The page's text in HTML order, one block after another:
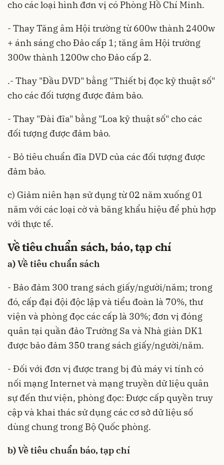
cho các loại hình đơn vị có Phòng Hồ Chí Minh.
- Thay Tăng âm Hội trường từ 600w thành 2400w
+ ánh sáng cho Đảo cấp 1; tăng âm Hội trường
300w thành 1200w cho Đảo cấp 2.
.- Thay "Đầu DVD" bằng "Thiết bị đọc kỹ thuật số"
cho các đối tượng được đảm bảo.
- Thay "Đài đĩa" bằng "Loa kỹ thuật số" cho các
đối tượng được đảm bảo.
- Bỏ tiêu chuẩn đĩa DVD của các đối tượng được
đảm bảo.
c) Giảm niên hạn sử dụng từ 02 năm xuống 01
năm với các loại cờ và băng khẩu hiệu để phù hợp
với thực tế.
Về tiêu chuẩn sách, báo, tạp chí
a) Về tiêu chuẩn sách
- Bảo đảm 300 trang sách giấy/người/năm; trong
đó, cấp đại đội độc lập và tiểu đoàn là 70%, thư
viện và phòng đọc các cấp là 30%; đơn vị đóng
quân tại quần đảo Trường Sa và Nhà giàn DK1
được bảo đảm 350 trang sách giấy/người/năm.
- Đối với đơn vị được trang bị đủ máy vi tính có
nối mạng Internet và mạng truyền dữ liệu quân
sự đến thư viện, phòng đọc: Được cấp quyền truy
cập và khai thác sử dụng các cơ sở dữ liệu số
dùng chung trong Bộ Quốc phòng.
b) Về tiêu chuẩn báo, tạp chí